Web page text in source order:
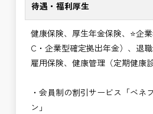
待遇・福利厚生
健康保険、厚生年金保険、⭐企
C・企業型確定拠出年金）、退職
雇用保険、健康管理（定期健康診
・会員制の割引サービス「ベネ
ン」